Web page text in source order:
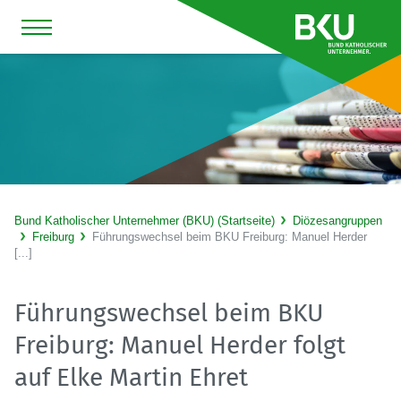
Bund Katholischer Unternehmer (BKU) (Startseite)
Diözesangruppen
Freiburg
Führungswechsel beim BKU Freiburg: Manuel Herder
[...]
Führungswechsel beim BKU
Freiburg: Manuel Herder folgt
auf Elke Martin Ehret